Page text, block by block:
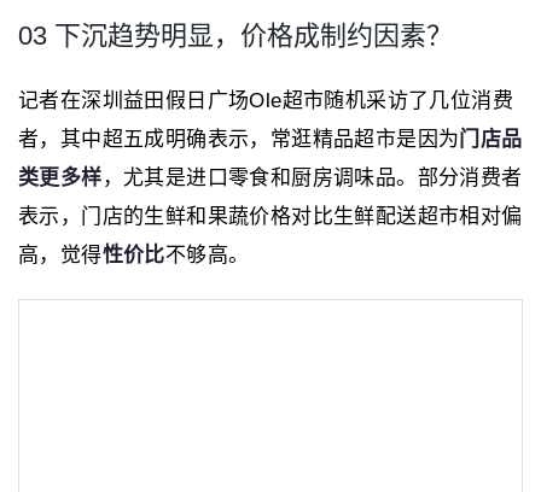
03 下沉趋势明显，价格成制约因素？
记者在深圳益田假日广场Ole超市随机采访了几位消费
者，其中超五成明确表示，常逛精品超市是因为门店品
类更多样 ，尤其是进口零食和厨房调味品。部分消费者
表示，门店的生鲜和果蔬价格对比生鲜配送超市相对偏
高，觉得性价比不够高。